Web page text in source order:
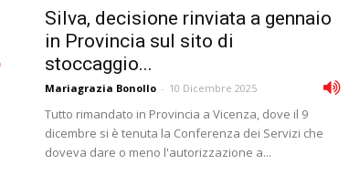
Silva, decisione rinviata a gennaio
in Provincia sul sito di
stoccaggio...
Mariagrazia Bonollo - 10 Dicembre 2025
Tutto rimandato in Provincia a Vicenza, dove il 9
dicembre si è tenuta la Conferenza dei Servizi che
doveva dare o meno l'autorizzazione a...